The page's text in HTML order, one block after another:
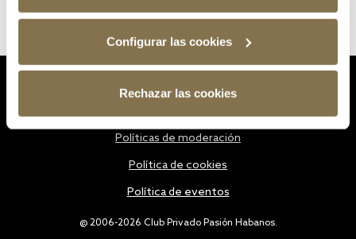
Configurar las cookies
Rechazar las cookies
@ 2006-2026 Club Privado Pasión Habanos.
Políticas de moderación
Política de cookies
Política de eventos